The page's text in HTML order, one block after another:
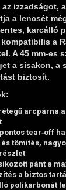
RENDSZER
izzadságot,
a lencsét
karcálló
a
A 45 mm‑es
a sisakon, a
biztosít.
arcpárna
tear‑off
tömítés,
pánt a
a biztos
polikarbonát